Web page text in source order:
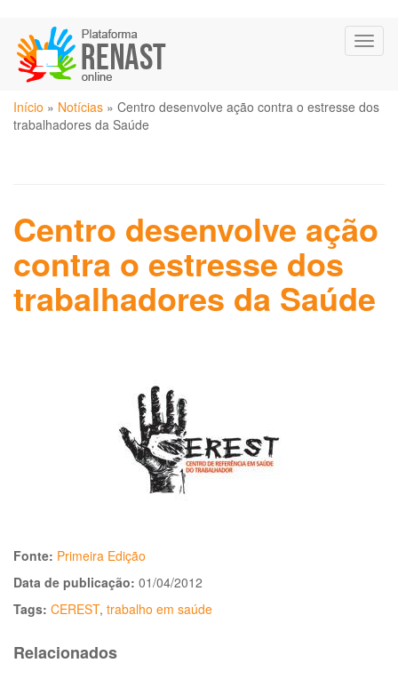
para
conteúdo
principal
Você
está
Início » Notícias » Centro desenvolve ação contra o estresse dos
trabalhadores da Saúde
Centro desenvolve ação
contra o estresse dos
trabalhadores da Saúde
Fonte: Primeira Edição
Data de publicação: 01/04/2012
Tags: CEREST, trabalho em saúde
Relacionados